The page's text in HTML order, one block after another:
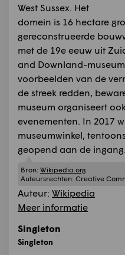
West Sussex. Het
domein is 16 hectare
gereconstrueerde
met de 19e eeuw uit
and Downland-
voorbeelden van de
de streek redden,
museum organiseert
evenementen. In 2017
museumwinkel,
geopend aan de ingang.
Bron: Wikipedia.org
Auteursrechten: Creative
Auteur: Wikipedia
Meer informatie
Singleton
Singleton